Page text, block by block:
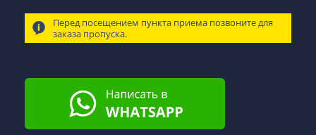
Перед посещением пункта приема позвоните для
заказа пропуска.